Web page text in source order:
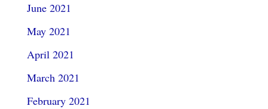
June 2021
May 2021
April 2021
March 2021
February 2021